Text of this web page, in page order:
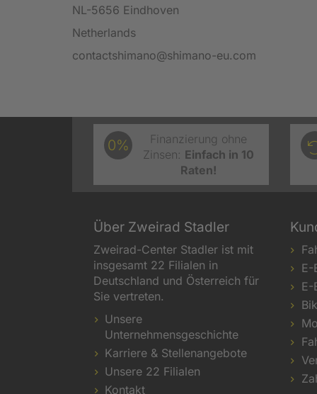
NL-5656 Eindhoven
Netherlands
contactshimano@shimano-eu.com
0%
Finanzierung ohne
Zinsen: Einfach in 10
Raten!
Über Zweirad Stadler
Zweirad-Center Stadler ist mit
insgesamt 22 Filialen in
Deutschland und Österreich für
Sie vertreten.
Unsere
Unternehmensgeschichte
Karriere & Stellenangebote
Unsere 22 Filialen
Kontakt
E-
E-